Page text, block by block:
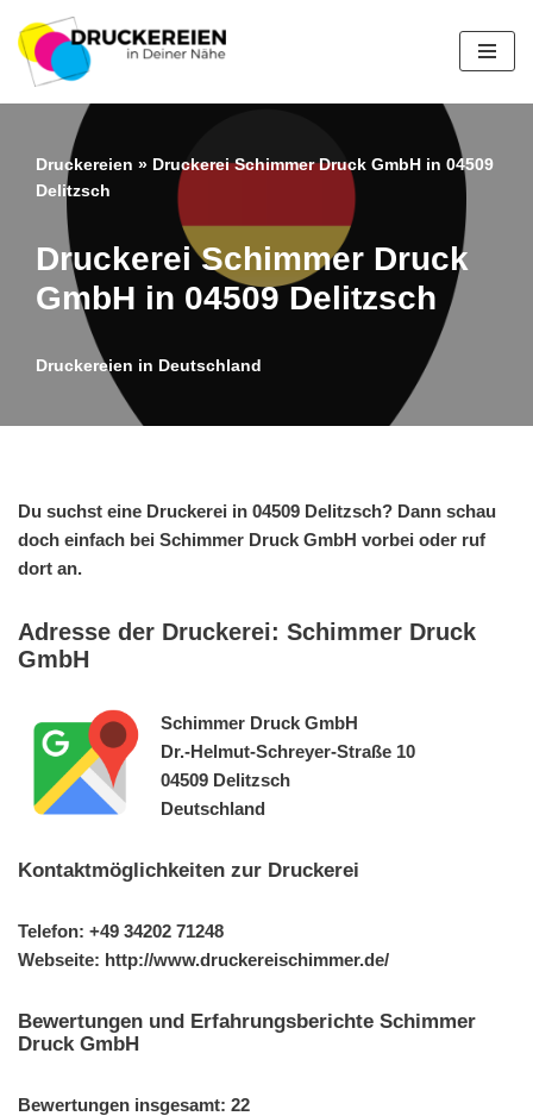
Zum
Inhalt
springen
Druckereien » Druckerei Schimmer Druck GmbH in 04509
Delitzsch
Druckerei Schimmer Druck
GmbH in 04509 Delitzsch
Druckereien in Deutschland
Du suchst eine Druckerei in 04509 Delitzsch? Dann schau
doch einfach bei Schimmer Druck GmbH vorbei oder ruf
dort an.
Adresse der Druckerei: Schimmer Druck
GmbH
Schimmer Druck GmbH
Dr.-Helmut-Schreyer-Straße 10
04509 Delitzsch
Deutschland
Kontaktmöglichkeiten zur Druckerei
Telefon: +49 34202 71248
Webseite: http://www.druckereischimmer.de/
Bewertungen und Erfahrungsberichte Schimmer
Druck GmbH
Bewertungen insgesamt: 22